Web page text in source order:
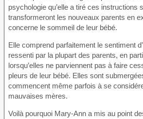
psychologie qu’elle a tiré ces instructions
transformeront les nouveaux parents en
concerne le sommeil de leur bébé.
Elle comprend parfaitement le sentiment
ressenti par la plupart des parents, en
lorsqu’elles ne parviennent pas à faire
pleurs de leur bébé. Elles sont
commencent même parfois à se
mauvaises mères.
Voilà pourquoi Mary-Ann a mis au point